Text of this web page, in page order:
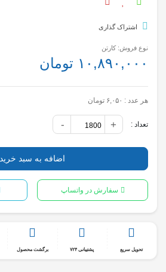
اشتراک گذاری
نوع فروش: کارتن
۱۰,۸۹۰,۰۰۰ تومان
هر عدد : ۶,۰۵۰ تومان
تعداد : +
-
اضافه به سبد خرید
سفارش در واتساپ
تحویل سریع پشتیبانی ۷۲۴ برگشت محصول